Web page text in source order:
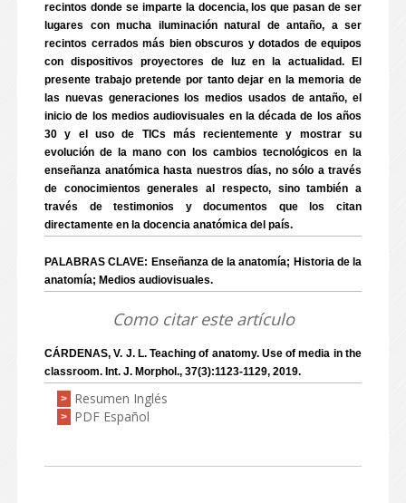
recintos donde se imparte la docencia, los que pasan de ser
lugares con mucha iluminación natural de antaño, a ser
recintos cerrados más bien obscuros y dotados de equipos
con dispositivos proyectores de luz en la actualidad. El
presente trabajo pretende por tanto dejar en la memoria de
las nuevas generaciones los medios usados de antaño, el
inicio de los medios audiovisuales en la década de los años
30 y el uso de TICs más recientemente y mostrar su
evolución de la mano con los cambios tecnológicos en la
enseñanza anatómica hasta nuestros días, no sólo a través
de conocimientos generales al respecto, sino también a
través de testimonios y documentos que los citan
directamente en la docencia anatómica del país.
PALABRAS CLAVE: Enseñanza de la anatomía; Historia de la
anatomía; Medios audiovisuales.
Como citar este artículo
CÁRDENAS, V. J. L. Teaching of anatomy. Use of media in the
classroom. Int. J. Morphol., 37(3):1123-1129, 2019.
> Resumen Inglés
> PDF Español